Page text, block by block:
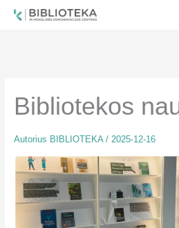
Bibliotekos
Autorius BIBLIOTEKA / 2025-12-16